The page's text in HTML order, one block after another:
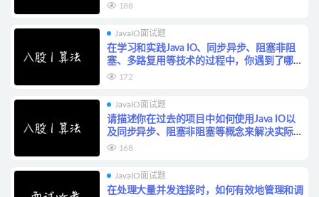
188
JavaIO面试题
在学习和实践Java IO、同步异步、阻塞非阻
塞、多路复用等技术的过程中，你遇到了哪些
挑战，又是如何克服的？
172
JavaIO面试题
请描述你在过去的项目中如何使用Java IO以
及同步异步、阻塞非阻塞等概念来解决实际的
性能问题。
168
JavaIO面试题
在处理大量并发连接时，如何有效地管理和调